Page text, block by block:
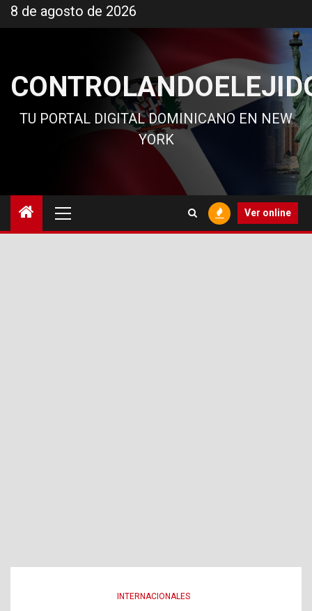
al
8 de agosto de 2026
TU PORTAL DIGITAL DOMINICANO EN NEW
YORK
principal
Ver online
INTERNACIONALES